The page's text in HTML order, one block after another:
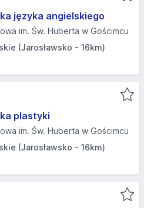
języka angielskiego
im. Św. Huberta w Gościmcu
(Jarosławsko - 16km)
plastyki
im. Św. Huberta w Gościmcu
(Jarosławsko - 16km)